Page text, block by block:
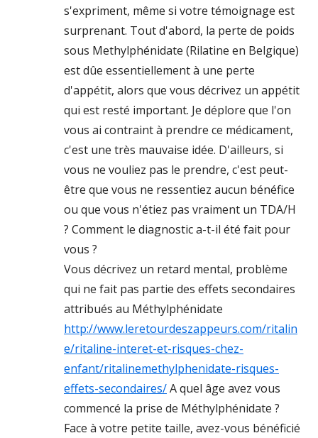
s'expriment, même si votre témoignage est
surprenant. Tout d'abord, la perte de poids
sous Methylphénidate (Rilatine en Belgique)
est dûe essentiellement à une perte
d'appétit, alors que vous décrivez un appétit
qui est resté important. Je déplore que l'on
vous ai contraint à prendre ce médicament,
c'est une très mauvaise idée. D'ailleurs, si
vous ne vouliez pas le prendre, c'est peut-
être que vous ne ressentiez aucun bénéfice
ou que vous n'étiez pas vraiment un TDA/H
? Comment le diagnostic a-t-il été fait pour
vous ?
Vous décrivez un retard mental, problème
qui ne fait pas partie des effets secondaires
attribués au Méthylphénidate
http://www.leretourdeszappeurs.com/ritalin
e/ritaline-interet-et-risques-chez-
enfant/ritalinemethylphenidate-risques-
effets-secondaires/A quel âge avez vous
commencé la prise de Méthylphénidate ?
Face à votre petite taille, avez-vous bénéficié